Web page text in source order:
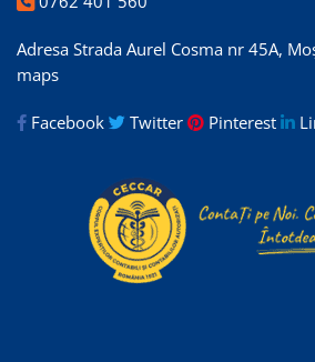
Adresa Strada Aurel Cosma nr 45A,
maps
Facebook Twitter Pinterest